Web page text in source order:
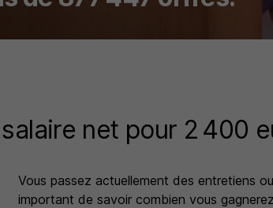
net pour 2 400
Vous passez actuellement des entretiens
important de savoir combien vous